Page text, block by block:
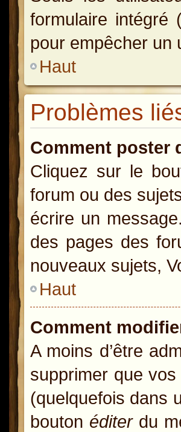
formulaire intégré
pour empêcher un
Haut
Problèmes
Comment poster
Cliquez sur le
forum ou des
écrire un
des pages des
nouveaux sujets,
Haut
Comment
A moins d’être
supprimer que
(quelquefois dans
bouton éditerdu